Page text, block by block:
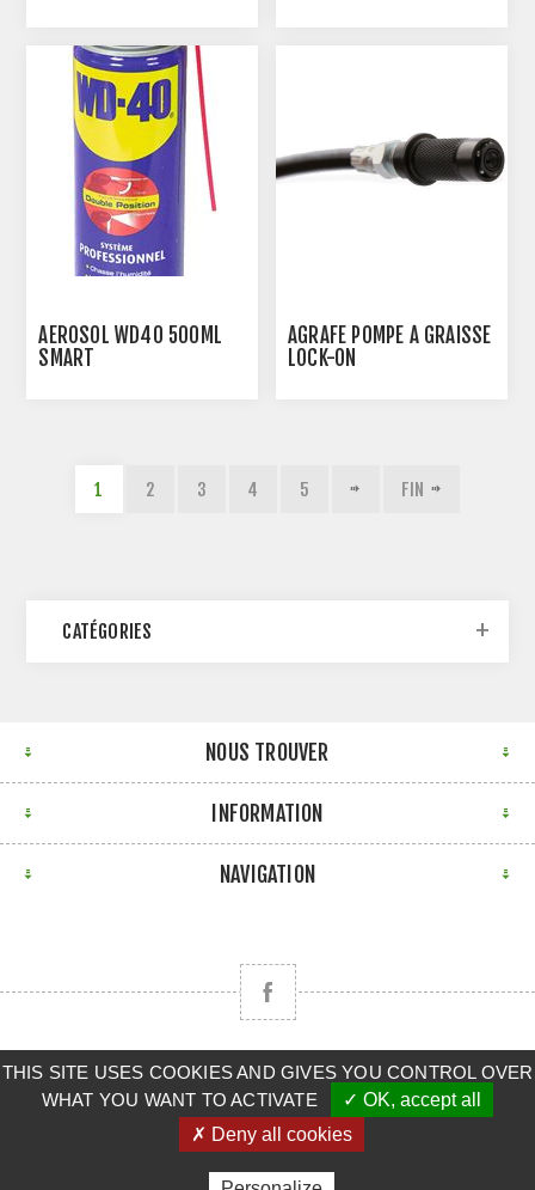
AEROSOL WD40 500ML
SMART
AGRAFE POMPE À GRAISSE
LOCK-ON
1 2 3 4 5 FIN
CATÉGORIES
NOUS TROUVER
INFORMATION
NAVIGATION
Copyright © 2026 CLAAS BRETAGNE SUD. Tous droits
réservés.
Powered by nopCommerce
THIS SITE USES COOKIES AND GIVES YOU CONTROL OVER
WHAT YOU WANT TO ACTIVATE
✓ OK, accept all
✗ Deny all cookies